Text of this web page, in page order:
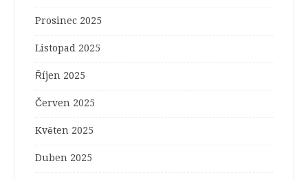
Prosinec 2025
Listopad 2025
Říjen 2025
Červen 2025
Květen 2025
Duben 2025